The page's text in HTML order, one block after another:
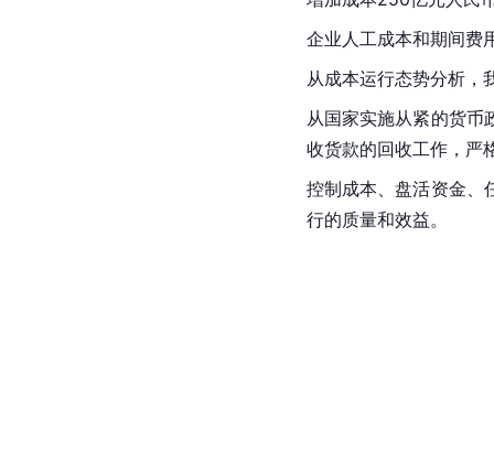
企业人工成本和期间费
从成本运行态势分析，
从国家实施从紧的货币
收货款的回收工作，严
控制成本、盘活资金、
行的质量和效益。